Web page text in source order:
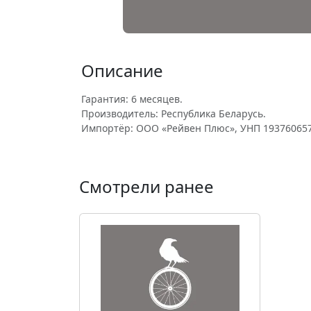
Описание
Гарантия: 6 месяцев.
Производитель: Республика Беларусь.
Импортёр: ООО «Рейвен Плюс», УНП
Смотрели ранее